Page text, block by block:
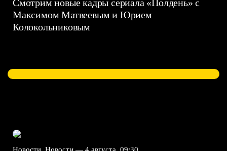
Смотрим новые кадры сериала «Полдень» с
Максимом Матвеевым и Юрием
Колокольниковым